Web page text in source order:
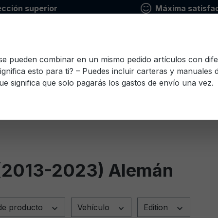
superior Máxima
Finlandés Francés Griego Italiano
2023) Alemán
producto Vehículo Edition
pueden combinar en un mismo pedido artículos con
esto para ti? – Puedes incluir carteras y manuales
significa que solo pagarás los gastos de envío una vez.